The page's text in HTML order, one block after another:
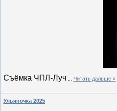
Съёмка ЧПЛ-Луч Читать дальше »
Ульяночка 2025